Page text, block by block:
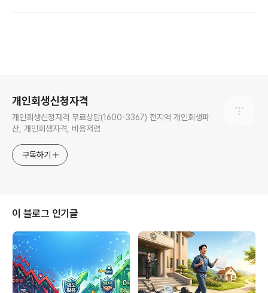
개인회생신청자격
개인회생신청자격 무료상담(1600-3367) 전지역 개인회생파
산, 개인회생자격, 비용저렴
구독하기
이 블로그 인기글